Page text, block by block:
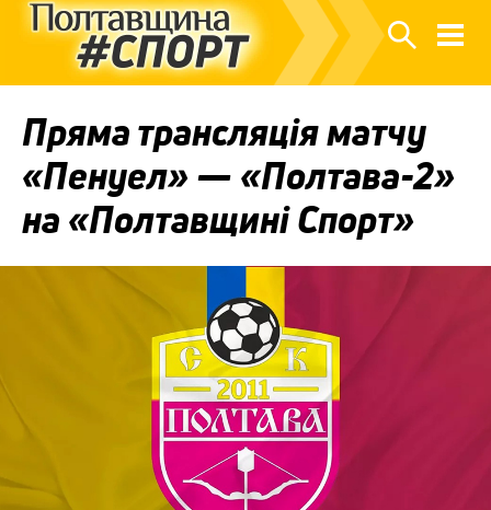
Пряма трансляція матчу
«Пенуел» — «Полтава-2»
на «Полтавщині Спорт»